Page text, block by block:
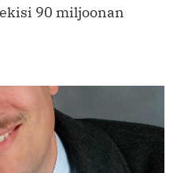
90 miljoonan